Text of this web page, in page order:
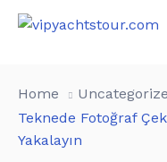
All Boats
VIP Rental
Pages
Home
Teknede Fotoğraf
Yakalayın